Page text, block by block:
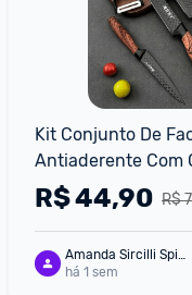
Kit Conjunto De
Antiaderente Com
Descascador E
Facas de Cozinha
R$
R$44,90
Amanda Sircilli Spin
ella
há 1 sem